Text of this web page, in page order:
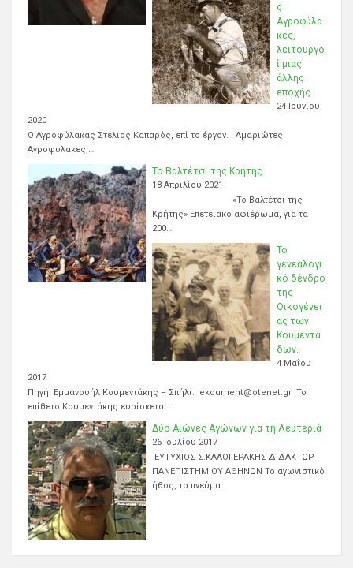
ς
Αγροφύλα
κες,
λειτουργο
ί μιας
άλλης
εποχής
24 Ιουνίου
2020
Ο Αγροφύλακας Στέλιος Καπαρός, επί το έργον. Αμαριώτες
Αγροφύλακες,…
Το Βαλτέτσι της Κρήτης.
18 Απριλίου 2021
«Το Βαλτέτσι της
Κρήτης» Επετειακό αφιέρωμα, για τα
200…
Το
γενεαλογι
κό δένδρο
της
Οικογένει
ας των
Κουμεντά
δων.
4 Μαΐου
2017
Πηγή Εμμανουήλ Κουμεντάκης – Σπήλι. ekoument@otenet.gr Το
επίθετο Κουμεντάκης ευρίσκεται…
Δύο Αιώνες Αγώνων για τη Λευτεριά
26 Ιουλίου 2017
ΕΥΤΥΧΙΟΣ Σ.ΚΑΛΟΓΕΡΑΚΗΣ ΔΙΔΑΚΤΩΡ
ΠΑΝΕΠΙΣΤΗΜΙΟΥ ΑΘΗΝΩΝ Το αγωνιστικό
ήθος, το πνεύμα…